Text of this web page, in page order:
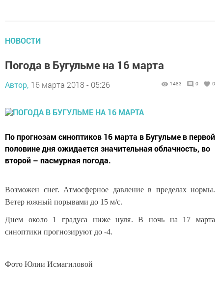
НОВОСТИ
Погода в Бугульме на 16 марта
Автор, 16 марта 2018 - 05:26 1483 0 0
По прогнозам синоптиков 16 марта в Бугульме в первой
половине дня ожидается значительная облачность, во
второй – пасмурная погода.
Возможен снег. Атмосферное давление в пределах нормы.
Ветер южный порывами до 15 м/с.
Днем около 1 градуса ниже нуля. В ночь на 17 марта
синоптики прогнозируют до -4.
Фото Юлии Исмагиловой